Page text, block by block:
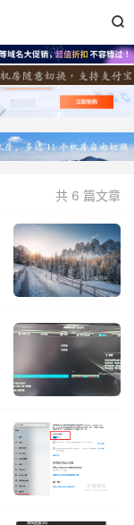

共 6 篇文章